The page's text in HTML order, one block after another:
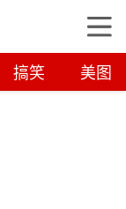
搞笑 美图